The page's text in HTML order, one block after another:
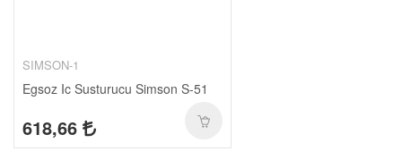
SIMSON-1
Egsoz Ic Susturucu Simson S-51
618,66